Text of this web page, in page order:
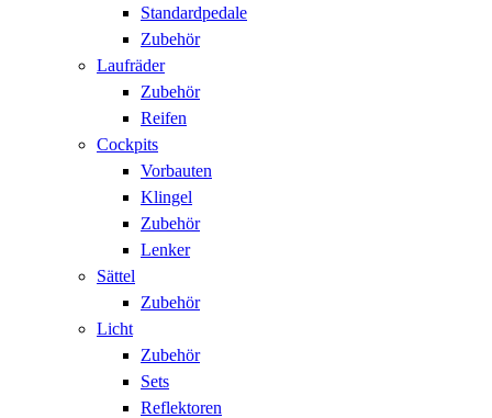
Standardpedale
Zubehör
Laufräder
Zubehör
Reifen
Cockpits
Vorbauten
Klingel
Zubehör
Lenker
Sättel
Zubehör
Licht
Zubehör
Sets
Reflektoren